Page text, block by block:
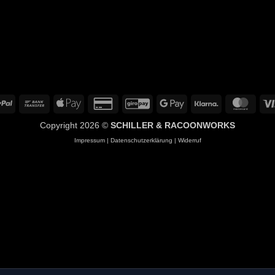
PayPal
Bank
Apple
Credit
2
GiroPay Google
Klarna
Copyright 2026 © SCHILLER & RACOONWORKS
Impressum| Datenschutzerklärung | Widerruf